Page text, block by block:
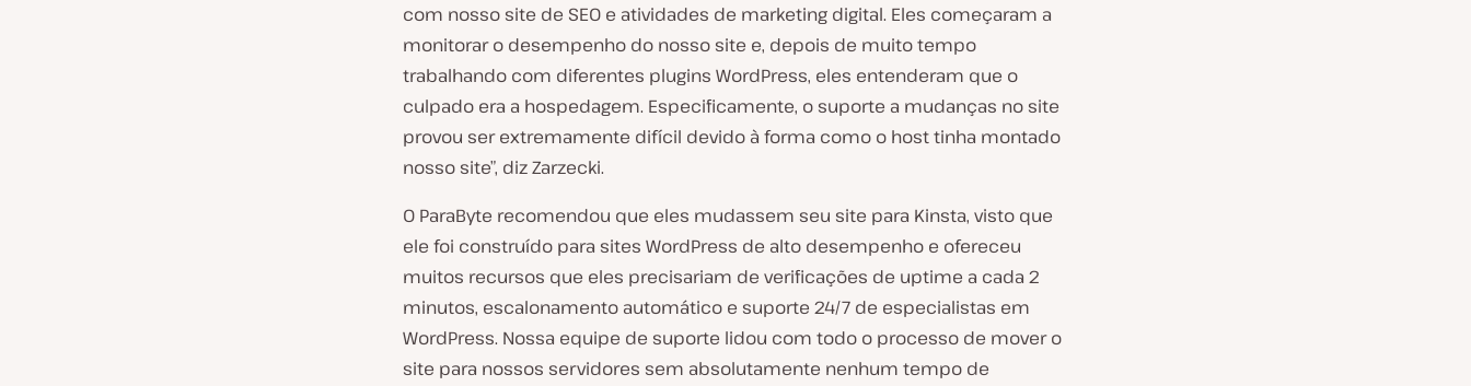
com nosso site de SEO e atividades de marketing digital. Eles começaram a
monitorar o desempenho do nosso site e, depois de muito tempo
trabalhando com diferentes plugins WordPress, eles entenderam que o
culpado era a hospedagem. Especificamente, o suporte a mudanças no site
provou ser extremamente difícil devido à forma como o host tinha montado
nosso site”, diz Zarzecki.
O ParaByte recomendou que eles mudassem seu site para Kinsta, visto que
ele foi construído para sites WordPress de alto desempenho e ofereceu
muitos recursos que eles precisariam de verificações de uptime a cada 2
minutos, escalonamento automático e suporte 24/7 de especialistas em
WordPress. Nossa equipe de suporte lidou com todo o processo de mover o
site para nossos servidores sem absolutamente nenhum tempo de